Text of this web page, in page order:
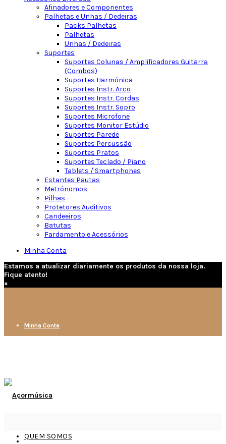
Afinadores e Componentes
Palhetas e Unhas / Dedeiras
Packs Palhetas
Palhetas
Unhas / Dedeiras
Suportes
Suportes Colunas / Amplificadores Guitarra
(Combos)
Suportes Harmónica
Suportes Instr. Arco
Suportes Instr. Cordas
Suportes Instr. Sopro
Suportes Microfone
Suportes Monitor Estúdio
Suportes Parede
Suportes Percussão
Suportes Pratos
Suportes Teclado / Piano
Tablets / Smartphones
Estantes Pautas
Metrónomos
Pilhas
Protetores Auditivos
Candeeiros
Batutas
Fardamento e Acessórios
Minha Conta
Estamos a atualizar diariamente os produtos da nossa loja.
Fique atento!
×
Minha Conta
QUEM SOMOS